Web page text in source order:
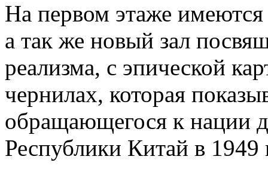
На первом этаже
а так же новый зал
реализма, с эпической
чернилах, которая
обращающегося к нации
Республики Китай в 1949